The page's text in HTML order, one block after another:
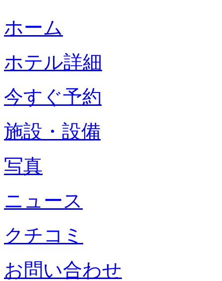
ホーム
ホテル詳細
今すぐ予約
施設・設備
写真
ニュース
クチコミ
お問い合わせ